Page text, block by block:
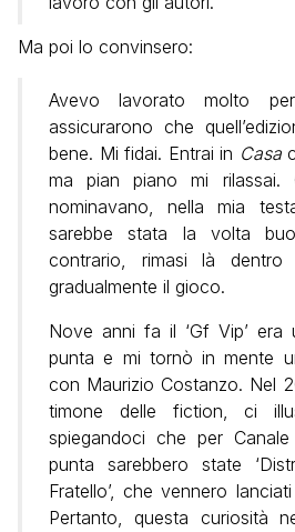
Ma poi lo convinsero:
Avevo lavorato molto
assicurarono che
bene. Mi fidai. Entrai in Casa
ma pian piano mi rilassai.
nominavano, nella mia
sarebbe stata la volta
contrario, rimasi là
gradualmente il gioco.
Nove anni fa il ‘Gf Vip’ era
punta e mi tornò in mente
con Maurizio Costanzo. Nel
timone delle fiction, ci
spiegandoci che per
punta sarebbero state
Fratello’, che vennero
Pertanto, questa curiosità